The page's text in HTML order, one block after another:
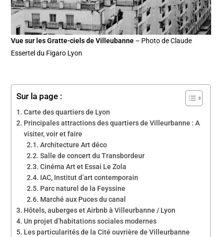
Vue sur les Gratte-ciels de Villeubanne – Photo de Claude
Essertel du Figaro Lyon
Sur la page :
Carte des quartiers de Lyon
Principales attractions des quartiers de Villeurbanne : A
visiter, voir et faire
Architecture Art déco
Salle de concert du Transbordeur
Cinéma Art et Essai Le Zola
IAC, Institut d’art contemporain
Parc naturel de la Feyssine
Marché aux Puces du canal
Hôtels, auberges et Airbnb à Villeurbanne / Lyon
Un projet d’habitations sociales modernes
Les particularités de la Cité ouvrière de Villeurbanne